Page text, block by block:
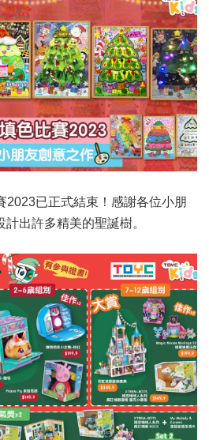
2023已正式結束！感謝各位小朋
出許多精美的聖誕樹。